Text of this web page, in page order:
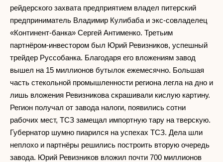
рейдерского захвата предприятием владел питерский
предприниматель Владимир Кулибаба и экс-совладелец
«Континент-банка» Сергей Антименко. Третьим
партнёром-инвестором был Юрий Ревизников, успешный
трейдер Руссобанка. Благодаря его вложениям завод
вышел на 15 миллионов бутылок ежемесячно. Большая
часть стекольной промышленности региона легла на дно и
лишь вложения Ревизникова скрашивали кислую картину.
Регион получал от завода налоги, появились сотни
рабочих мест, ТСЗ замещал импортную тару на тверскую.
Губернатор шумно пиарился на успехах ТСЗ. Дела шли
неплохо и партнёры решились построить вторую очередь
завода. Юрий Ревизников вложил почти 700 миллионов